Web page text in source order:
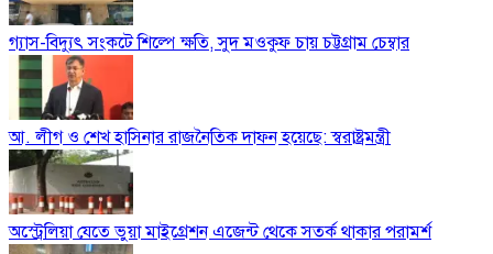
গ্যাস-বিদ্যুৎ সংকটে শিল্পে ক্ষতি, সুদ মওকুফ চায় চট্টগ্রাম চেম্বার
আ. লীগ ও শেখ হাসিনার রাজনৈতিক দাফন হয়েছে: স্বরাষ্ট্রমন্ত্রী
অস্ট্রেলিয়া যেতে ভুয়া মাইগ্রেশন এজেন্ট থেকে সতর্ক থাকার পরামর্শ